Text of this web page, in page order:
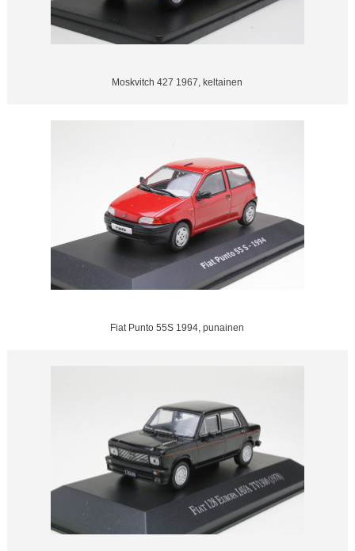
Moskvitch 427 1967, keltainen
Fiat Punto 55S 1994, punainen